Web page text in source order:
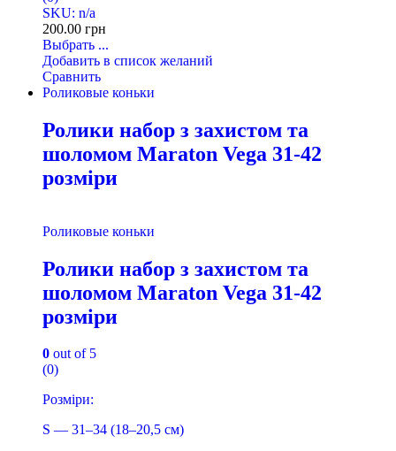
SKU: n/a
200.00 грн
Выбрать ...
Добавить в список желаний
Сравнить
Роликовые коньки
Ролики набор з захистом та
шоломом Maraton Vega 31-42
розміри
Роликовые коньки
Ролики набор з захистом та
шоломом Maraton Vega 31-42
розміри
0 out of 5
(0)
Розміри:
S — 31–34 (18–20,5 см)